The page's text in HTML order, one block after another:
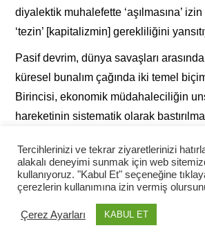
diyalektik muhalefette ‘aşılmasına’
‘tezin’ [kapitalizmin] gerekliliğini
Pasif devrim, dünya savaşları
küresel bunalım çağında iki temel
Birincisi, ekonomik müdahaleciliğin
hareketinin sistematik olarak
olarak adlandırdığı, Franklin
Anlaşması (New Deal) ile doruk
Avrupa’da başarısız olan liberal
temelinde yeniden örgütlenmesi ve
Tercihlerinizi ve tekrar ziyaretlerinizi
alakalı deneyimi sunmak için web
kullanıyoruz. "Kabul Et" seçeneğine
çerezlerin kullanımına izin vermiş
Çerez Ayarları KABUL ET